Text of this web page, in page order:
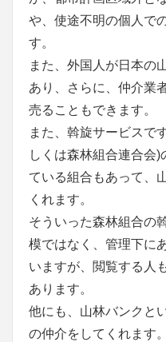
や、使途不明の個人で
す。
また、外国人が日本の
あり、さらに、仲介業
売ることもできます。
また、斡旋サービスで
しくは森林組合連合会
ている組合もあって、
くれます。
そういった森林組合の
模ではなく、管理下に
いますが、閲覧する人
あります。
他にも、山林バンクと
の仲介をしてくれます。